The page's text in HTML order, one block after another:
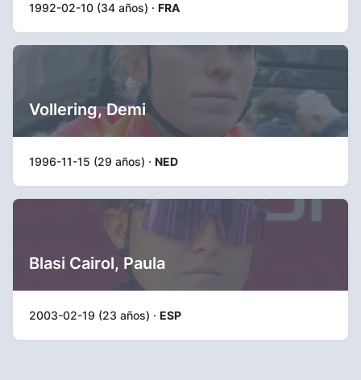
1992-02-10 (34 años) · FRA
Vollering, Demi
1996-11-15 (29 años) · NED
Blasi Cairol, Paula
2003-02-19 (23 años) · ESP